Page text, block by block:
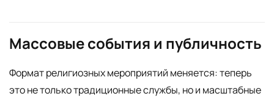
Массовые события и публичность
Формат религиозных мероприятий меняется: теперь
это не только традиционные службы, но и масштабные